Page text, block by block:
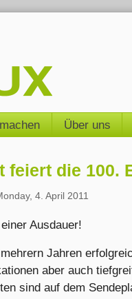
Über uns
feiert die 100.
4. April 2011
Ausdauer!
Jahren
aber auch
sind auf dem